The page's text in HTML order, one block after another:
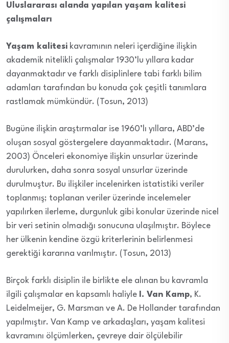
Uluslararası alanda yapılan yaşam kalitesi
çalışmaları
Yaşam kalitesi kavramının neleri içerdiğine ilişkin
akademik nitelikli çalışmalar 1930’lu yıllara kadar
dayanmaktadır ve farklı disiplinlere tabi farklı bilim
adamları tarafından bu konuda çok çeşitli tanımlara
rastlamak mümkündür. (Tosun, 2013)
Bugüne ilişkin araştırmalar ise 1960’lı yıllara, ABD’de
oluşan sosyal göstergelere dayanmaktadır. (Marans,
2003) Önceleri ekonomiye ilişkin unsurlar üzerinde
durulurken, daha sonra sosyal unsurlar üzerinde
durulmuştur. Bu ilişkiler incelenirken istatistiki veriler
toplanmış; toplanan veriler üzerinde incelemeler
yapılırken ilerleme, durgunluk gibi konular üzerinde nicel
bir veri setinin olmadığı sonucuna ulaşılmıştır. Böylece
her ülkenin kendine özgü kriterlerinin belirlenmesi
gerektiği kararına varılmıştır. (Tosun, 2013)
Birçok farklı disiplin ile birlikte ele alınan bu kavramla
ilgili çalışmalar en kapsamlı haliyle I. Van Kamp, K.
Leidelmeijer, G. Marsman ve A. De Hollander tarafından
yapılmıştır. Van Kamp ve arkadaşları, yaşam kalitesi
kavramını ölçümlerken, çevreye dair ölçülebilir